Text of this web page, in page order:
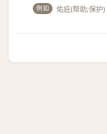
例如 佑庇(帮助;保护)